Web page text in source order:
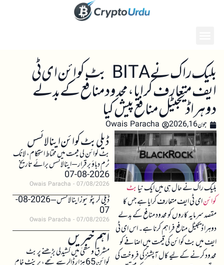
بلیک راک نے BITA بٹ کوائن ای ٹی
ایف متعارف کرایا، محدود منافع کے بدلے
دوہرا ڈیجیٹل منافع پیش کیا
جون 16, 2026 Owais Paracha
بلیک راک نے حال ہی میں ایک نیابٹ
کوائنای ٹی ایف متعارف کرایا ہے جس کا
مقصد سرمایہ کاروں کو محدود منافع کے بدلے
دوہرا ڈیجیٹل منافع فراہم کرنا ہے۔ اس ای ٹی
ایف میں بٹ کوائن کی قیمت میں اضافے کو
محدود کرنے کے لیے کال آپشنز کی فروخت کی
ڈیلی بٹ کوائن اینالائسس
بٹ کوائن کی قیمت میں محتاط استحکام، لانگ
ٹرم دباؤ برقرار – اینالائسس برائے تاریخ
2026-08-07
Owais Paracha 07/08/2026
ڈیلی کرپٹو نیوز اینالائسس – 2026-08-
07
Owais Paracha 07/08/2026
اہم خبریں
مشرقِ وسطیٰ میں کشیدگی بڑھنے پر بٹ